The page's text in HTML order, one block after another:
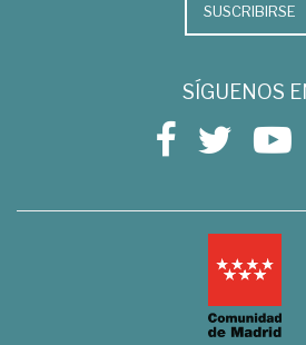
SUSCRIBIRSE
SÍGUENOS